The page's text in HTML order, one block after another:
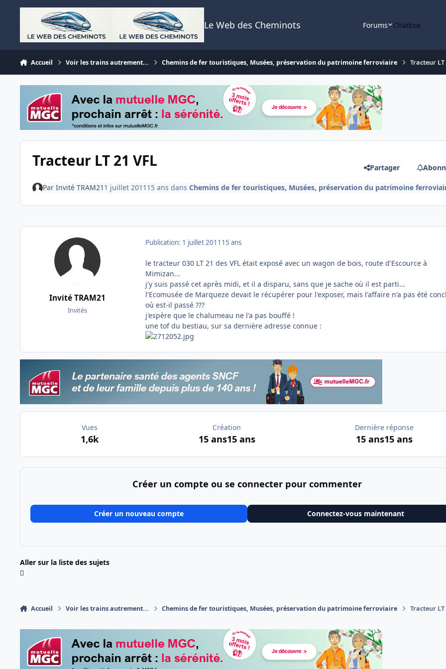
Aller au contenu
Le Web des Cheminots Forums Chatbox
Accueil Voir les trains autrement... Chemins de fer touristiques, Musées, préservation du patrimoine ferroviaire Tracteur LT
Tracteur LT 21 VFL Partager
Par Invité TRAM21 1 juillet 2011 15 ans dans Chemins de fer touristiques, Musées, préservation du patrimoine
Invité TRAM21
Invités
Publication: 1 juillet 2011 15 ans
le tracteur 030 LT 21 des VFL était exposé avec un wagon de bois, route d'Escource à
Mimizan...
j'y suis passé cet après midi, et il a disparu, sans que je sache où il est parti...
l'Ecomusée de Marqueze devait le récupérer pour l'exposer, mais l'affaire n'a pas été
où est-il passé ???
j'espère que le chalumeau ne l'a pas bouffé !
une tof du bestiau, sur sa dernière adresse connue :
Vues
1,6k
Création
15 ans15 ans
Dernière réponse
15 ans15 ans
Créer un compte ou se connecter pour commenter
Créer un nouveau compte Connectez-vous maintenant
Aller sur la liste des sujets
Accueil Voir les trains autrement... Chemins de fer touristiques, Musées, préservation du patrimoine ferroviaire Tracteur LT